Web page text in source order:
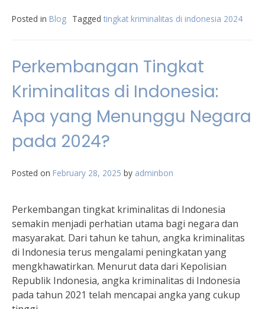
Posted in Blog Tagged tingkat kriminalitas di indonesia 2024
Perkembangan Tingkat
Kriminalitas di Indonesia:
Apa yang Menunggu Negara
pada 2024?
Posted on February 28, 2025 by adminbon
Perkembangan tingkat kriminalitas di Indonesia
semakin menjadi perhatian utama bagi negara dan
masyarakat. Dari tahun ke tahun, angka kriminalitas
di Indonesia terus mengalami peningkatan yang
mengkhawatirkan. Menurut data dari Kepolisian
Republik Indonesia, angka kriminalitas di Indonesia
pada tahun 2021 telah mencapai angka yang cukup